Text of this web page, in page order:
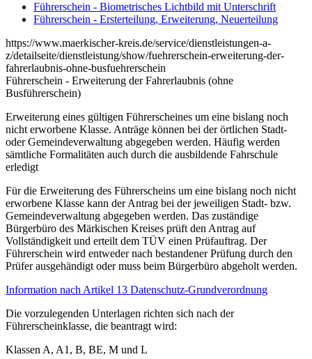
Führerschein - Biometrisches Lichtbild mit Unterschrift
Führerschein - Ersterteilung, Erweiterung, Neuerteilung
https://www.maerkischer-kreis.de/service/dienstleistungen-a-
z/detailseite/dienstleistung/show/fuehrerschein-erweiterung-der-
fahrerlaubnis-ohne-busfuehrerschein
Führerschein - Erweiterung der Fahrerlaubnis (ohne
Busführerschein)
Erweiterung eines gültigen Führerscheines um eine bislang noch
nicht erworbene Klasse. Anträge können bei der örtlichen Stadt-
oder Gemeindeverwaltung abgegeben werden. Häufig werden
sämtliche Formalitäten auch durch die ausbildende Fahrschule
erledigt
Für die Erweiterung des Führerscheins um eine bislang noch nicht
erworbene Klasse kann der Antrag bei der jeweiligen Stadt- bzw.
Gemeindeverwaltung abgegeben werden. Das zuständige
Bürgerbüro des Märkischen Kreises prüft den Antrag auf
Vollständigkeit und erteilt dem TÜV einen Prüfauftrag. Der
Führerschein wird entweder nach bestandener Prüfung durch den
Prüfer ausgehändigt oder muss beim Bürgerbüro abgeholt werden.
Information nach Artikel 13 Datenschutz-Grundverordnung
Die vorzulegenden Unterlagen richten sich nach der
Führerscheinklasse, die beantragt wird:
Klassen A, A1, B, BE, M und L